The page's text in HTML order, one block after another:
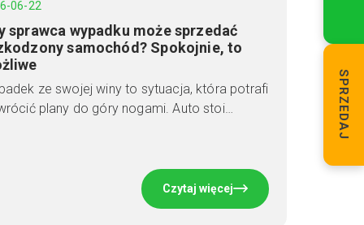
06-22
sprawca wypadku może sprzedać
samochód? Spokojnie, to
ze swojej winy to sytuacja, która potrafi
plany do góry nogami. Auto stoi…
Czytaj więcej
SPRZEDAJ